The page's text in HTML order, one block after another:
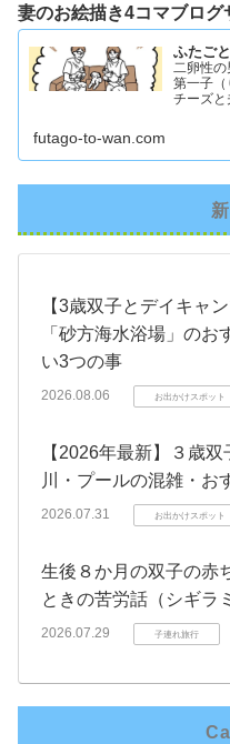
妻のお絵描き4コマブログ
ふたご
二卵性の
第一子
チーズ
futago-to-wan.com
【3歳双子とデイキャ
「砂方海水浴場」の
い3つの事
2026.08.06 お出かけスポット
【2026年最新】３歳
川・プールの混雑・お
2026.07.31 お出かけスポット
生後８か月の双子の赤
ときの苦労話（シギラ
2026.07.29 子連れ旅行